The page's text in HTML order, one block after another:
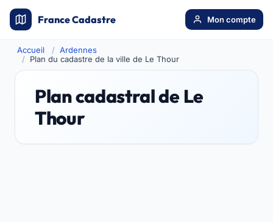
France Cadastre Mon compte
Accueil
Ardennes
Plan du cadastre de la ville de Le Thour
Plan cadastral de Le
Thour